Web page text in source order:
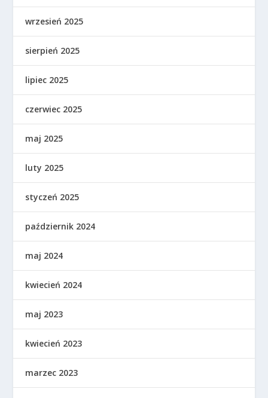
wrzesień 2025
sierpień 2025
lipiec 2025
czerwiec 2025
maj 2025
luty 2025
styczeń 2025
październik 2024
maj 2024
kwiecień 2024
maj 2023
kwiecień 2023
marzec 2023